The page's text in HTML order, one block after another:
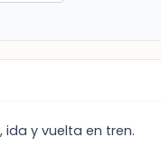
y vuelta en tren.